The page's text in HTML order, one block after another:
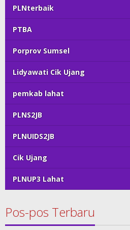
PLNterbaik
PTBA
Porprov Sumsel
Lidyawati Cik Ujang
pemkab lahat
PLNS2JB
PLNUIDS2JB
Cik Ujang
PLNUP3 Lahat
Pos-pos Terbaru